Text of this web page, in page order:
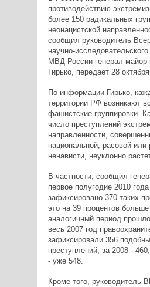
противодействию
более 150 радикальных
неонацистской
сообщил руководитель
научно-
МВД России генерал-майор
Гирько, передает 28 октября
По информации Гирько,
территории РФ возникают
фашистские группировки.
число преступлений
направленности,
национальной, расовой или
ненависти, неуклонно
В частности, сообщил
первое полугодие 2010
зафиксировано 370 таких
это на 39 процентов больше
аналогичный период
весь 2007 год
зафиксировали 356
преступлений, за 2008 -
- уже 548.
Кроме того, руководитель